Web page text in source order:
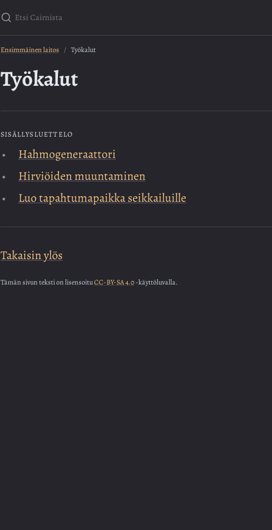
Ensimmäinen laitos Työkalut
Työkalut
SISÄLLYSLUETTELO
Hahmogeneraattori
Hirviöiden muuntaminen
Luo tapahtumapaikka seikkailuille
Takaisin ylös
Tämän sivun teksti on lisensoituCC-BY-SA 4.0-käyttöluvalla.